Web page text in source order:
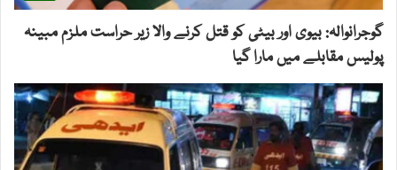
گوجرانوالہ: بیوی اور بیٹی کو قتل کرنے والا زیر حراست ملزم مبینہ
پولیس مقابلے میں مارا گیا